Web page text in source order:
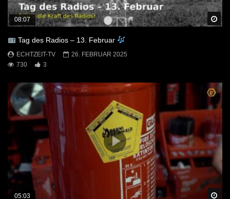
08:07
Tag des Radios – 13. Februar
ECHTZEIT-TV
26. FEBRUAR 2025
730
3
05:03